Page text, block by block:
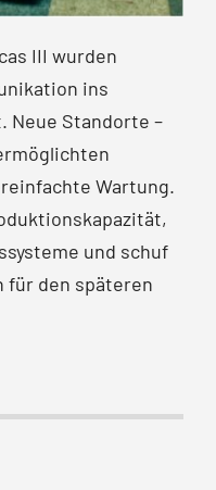
III wurden
ins
Neue Standorte –
Wartung.
und schuf
für den späteren